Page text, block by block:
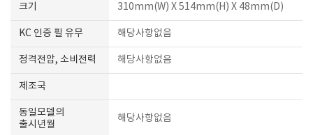
크기 310mm(W) X 514mm(H) X 48mm(D)
KC 인증 필 유무 해당사항없음
정격전압, 소비전력 해당사항없음
제조국
동일모델의
출시년월
해당사항없음